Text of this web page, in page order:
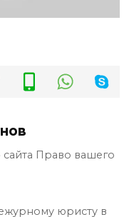
Право вашего
юристу в